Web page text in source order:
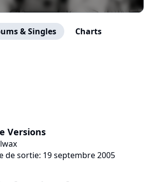
& Singles Charts
Versions
de sortie: 19 septembre 2005